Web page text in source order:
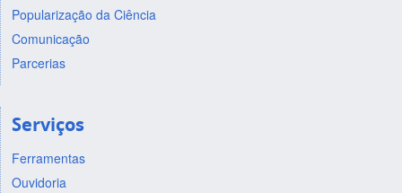
Popularização da Ciência
Comunicação
Parcerias
Serviços
Ferramentas
Ouvidoria